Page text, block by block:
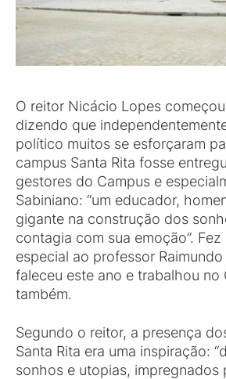
O reitor Nicácio Lopes
dizendo que
político muitos se esforçaram
campus Santa Rita fosse
gestores do Campus e
Sabiniano: “um educador,
gigante na construção dos
contagia com sua emoção”.
especial ao professor
faleceu este ano e trabalhou no
também.
Segundo o reitor, a presença
Santa Rita era uma inspiração:
sonhos e utopias, impregnados